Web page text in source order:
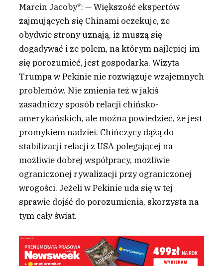
Marcin Jacoby*: — Większość ekspertów
zajmujących się Chinami oczekuje, że
obydwie strony uznają, iż muszą się
dogadywać i że polem, na którym najlepiej im
się porozumieć, jest gospodarka. Wizyta
Trumpa w Pekinie nie rozwiązuje wzajemnych
problemów. Nie zmienia też w jakiś
zasadniczy sposób relacji chińsko-
amerykańskich, ale można powiedzieć, że jest
promykiem nadziei. Chińczycy dążą do
stabilizacji relacji z USA polegającej na
możliwie dobrej współpracy, możliwie
ograniczonej rywalizacji przy ograniczonej
wrogości. Jeżeli w Pekinie uda się w tej
sprawie dojść do porozumienia, skorzysta na
tym cały świat.